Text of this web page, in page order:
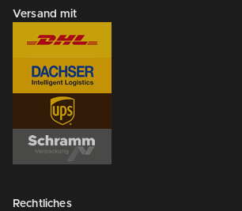
Versand mit
Rechtliches